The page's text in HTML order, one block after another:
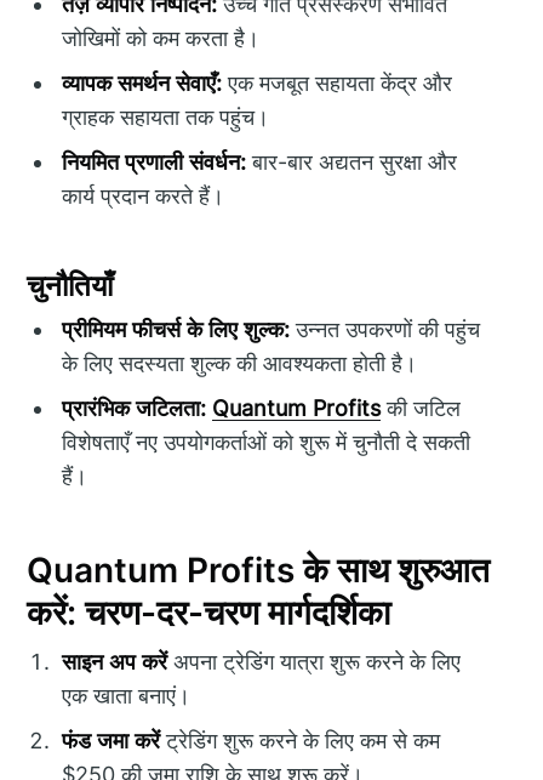
जोखिमों को कम करता है।
व्यापक समर्थन सेवाएँ:एक मजबूत सहायता केंद्र और
ग्राहक सहायता तक पहुंच।
नियमित प्रणाली संवर्धन:बार-बार अद्यतन सुरक्षा और
कार्य प्रदान करते हैं।
चुनौतियाँ
प्रीमियम फीचर्स के लिए शुल्क:उन्नत उपकरणों की पहुंच
के लिए सदस्यता शुल्क की आवश्यकता होती है।
प्रारंभिक जटिलता: Quantum Profitsकी जटिल
विशेषताएँ नए उपयोगकर्ताओं को शुरू में चुनौती दे सकती
हैं।
Quantum Profits के साथ शुरुआत
करें: चरण-दर-चरण मार्गदर्शिका
साइन अप करेंअपना ट्रेडिंग यात्रा शुरू करने के लिए
एक खाता बनाएं।
फंड जमा करेंट्रेडिंग शुरू करने के लिए कम से कम
$250 की जमा राशि के साथ शुरू करें।